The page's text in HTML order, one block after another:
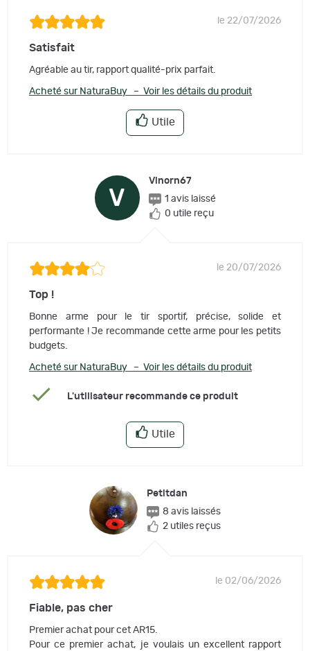
le 22/07/2026
Satisfait
Agréable au tir, rapport qualité-prix parfait.
Acheté sur NaturaBuy – Voir les détails du produit
Utile
V
Vinorn67
1 avis laissé
0 utile reçu
le 20/07/2026
Top !
Bonne arme pour le tir sportif, précise, solide et
performante ! Je recommande cette arme pour les petits
budgets.
Acheté sur NaturaBuy – Voir les détails du produit
L'utilisateur recommande ce produit
Utile
Petitdan
8 avis laissés
2 utiles reçus
le 02/06/2026
Fiable, pas cher
Premier achat pour cet AR15.
Pour ce premier achat, je voulais un excellent rapport